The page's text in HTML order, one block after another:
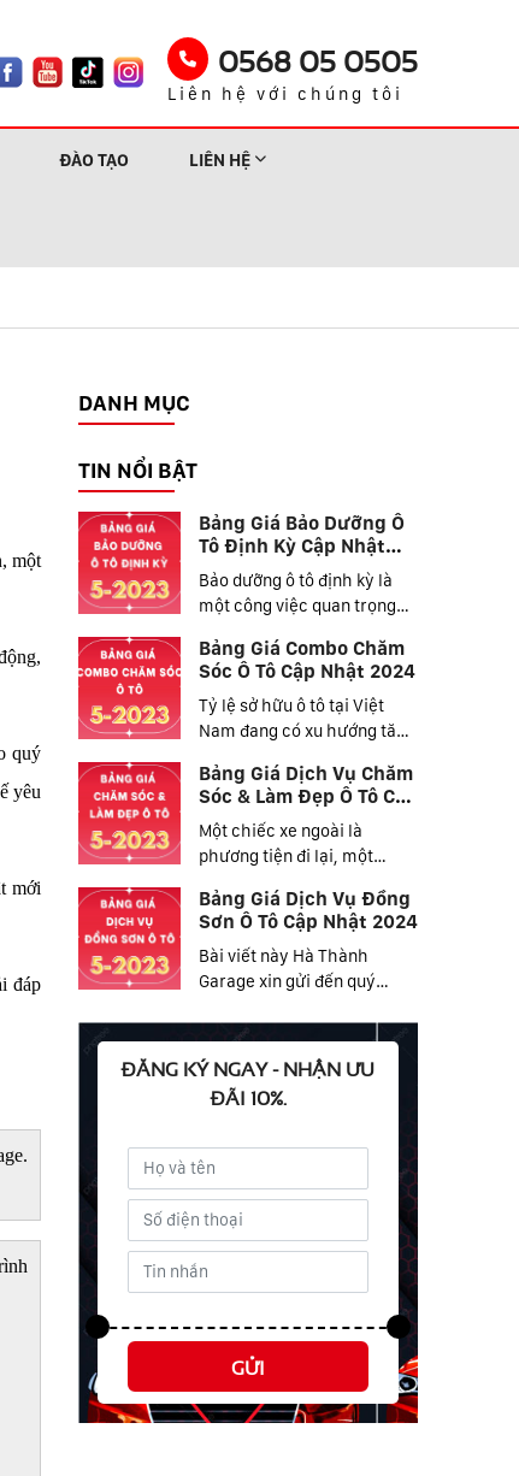
0568 05 0505
Liên hệ với chúng tôi
ĐÀO TẠO LIÊN HỆ
một
quý
yêu
mới
đáp
DANH MỤC
TIN NỔI BẬT
Bảng Giá Bảo Dưỡng Ô
Tô Định Kỳ Cập Nhật
2024
Bảo dưỡng ô tô định kỳ là
một công việc quan trọng
Bảng Giá Combo Chăm
Sóc Ô Tô Cập Nhật 2024
Tỷ lệ sở hữu ô tô tại Việt
Nam đang có xu hướng tăng
Bảng Giá Dịch Vụ Chăm
Sóc & Làm Đẹp Ô Tô Cập
Nhật 2024
Một chiếc xe ngoài là
phương tiện đi lại, một
Bảng Giá Dịch Vụ Đồng
Sơn Ô Tô Cập Nhật 2024
Bài viết này Hà Thành
Garage xin gửi đến quý
ĐĂNG KÝ NGAY - NHẬN ƯU
ĐÃI 10%.
GỬI